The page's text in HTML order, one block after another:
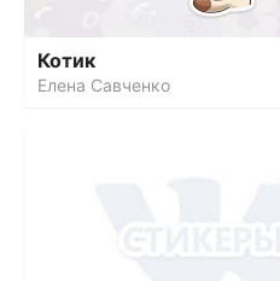
Котик
Елена Савченко